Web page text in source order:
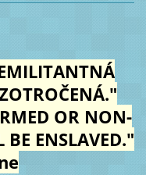
OR NON-
ENSLAVED."